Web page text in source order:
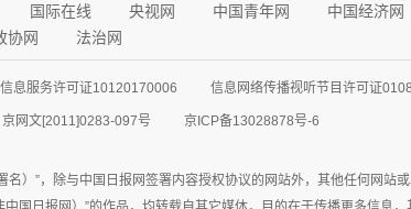
国际在线 央视网 中国青年网 中国经济网
协网 法治网
息服务许可证10120170006 信息网络传播视听节目许可证
京网文[2011]0283-097号 京ICP备13028878号-6
）”，除与中国日报网签署内容授权协议的网站外，其他任何网站